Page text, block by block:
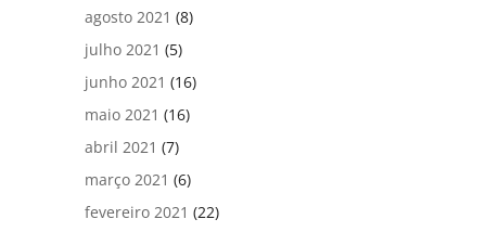
agosto 2021 (8)
julho 2021 (5)
junho 2021 (16)
maio 2021 (16)
abril 2021 (7)
março 2021 (6)
fevereiro 2021 (22)